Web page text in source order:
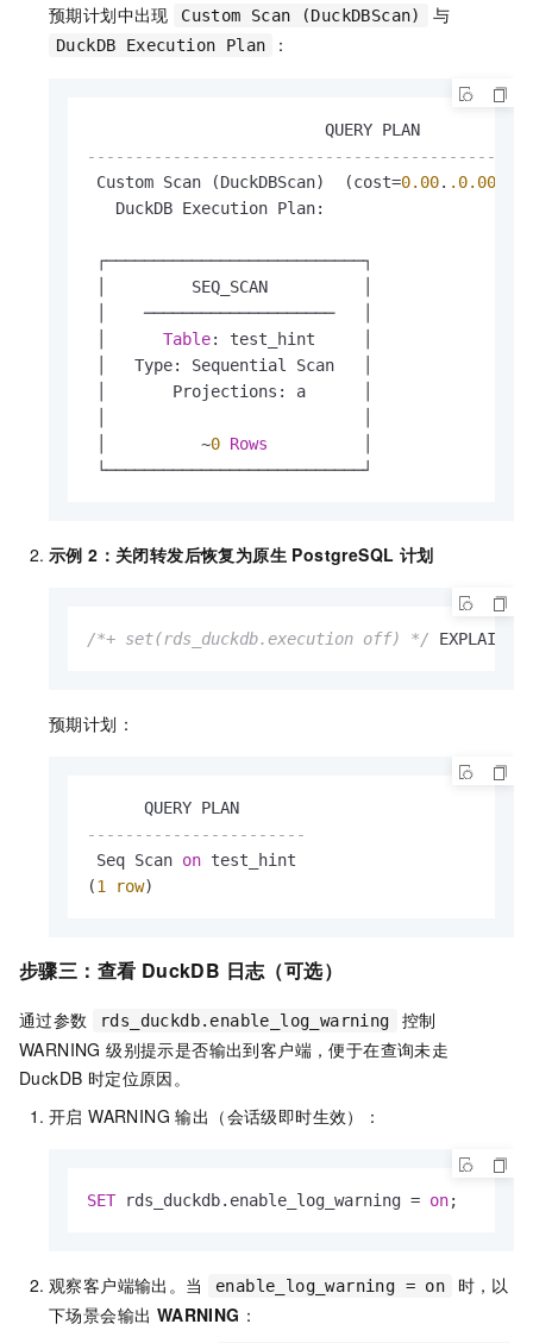
预期计划中出现 Custom Scan (DuckDBScan) 与
DuckDB Execution Plan ：
Custom Scan (DuckDBScan)  (cost=0.00. .0.00
   DuckDB Execution Plan:
┌───────────────────────────┐
│         SEQ_SCAN          │
│    ────────────────────   │
Table: test_hint     │
│   Type: Sequential Scan   │
│       Projections: a      │
~0 Rows
└───────────────────────────┘
示例 2：关闭转发后恢复为原生 PostgreSQL 计划
/*+ set(rds_duckdb.execution off) */ EXPLAIN
预期计划：
-----------------------
Seq Scan on test_hint
(1 row)
步骤三：查看 DuckDB 日志（可选）
通过参数 rds_duckdb.enable_log_warning
控制
WARNING 级别提示是否输出到客户端，便于在查询未走
DuckDB 时定位原因。
开启 WARNING 输出（会话级即时生效）：
SET rds_duckdb.enable_log_warning = on;
观察客户端输出。当 enable_log_warning = on
时，以
下场景会输出 WARNING ：